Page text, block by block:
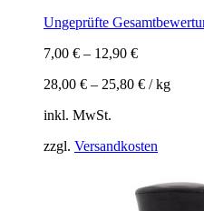
Ungeprüfte
7,00 € – 12,90 €
28,00 € – 25,80 € /kg
inkl. MwSt.
zzgl. Versandkosten